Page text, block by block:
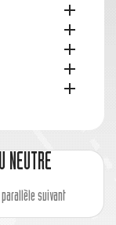





suivant